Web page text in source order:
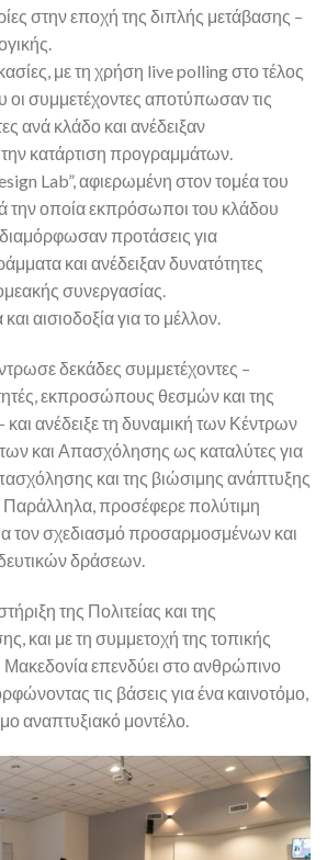
στην εποχή της διπλής μετάβασης –
με τη χρήση live polling στο τέλος
οι συμμετέχοντες αποτύπωσαν τις
ανά κλάδο και ανέδειξαν
την κατάρτιση προγραμμάτων.
Lab”, αφιερωμένη στον τομέα του
την οποία εκπρόσωποι του κλάδου
προτάσεις για
και ανέδειξαν δυνατότητες
συνεργασίας.
αισιοδοξία για το μέλλον.
δεκάδες συμμετέχοντες –
εκπροσώπους θεσμών και της
και ανέδειξε τη δυναμική των Κέντρων
και Απασχόλησης ως καταλύτες για
και της βιώσιμης ανάπτυξης
Παράλληλα, προσέφερε πολύτιμη
τον σχεδιασμό προσαρμοσμένων και
δράσεων.
της Πολιτείας και της
και με τη συμμετοχή της τοπικής
Μακεδονία επενδύει στο ανθρώπινο
τις βάσεις για ένα καινοτόμο,
αναπτυξιακό μοντέλο.